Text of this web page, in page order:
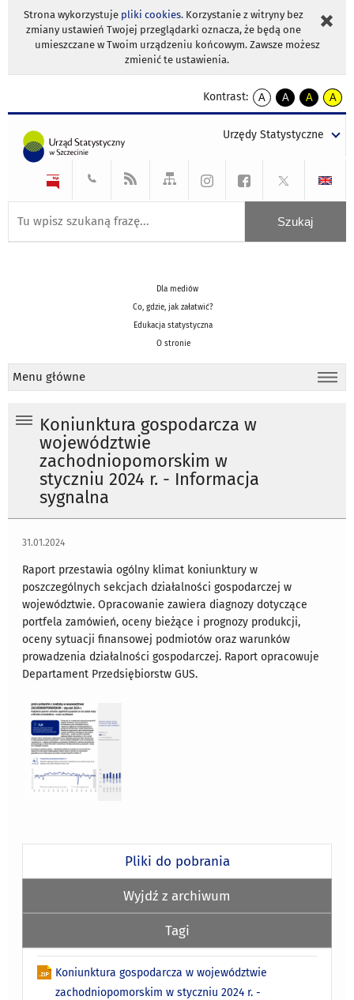
Strona wykorzystuje pliki cookies. Korzystanie z witryny bez
zmiany ustawień Twojej przeglądarki oznacza, że będą one
umieszczane w Twoim urządzeniu końcowym. Zawsze możesz
zmienić te ustawienia.
Kontrast:
A
kontrast
A
kontrast
tekst
czarnym
A
kontrast
tekst
czarnym
A
tekst
żółtym
Urzędy Statystyczne
Dla mediów
Co, gdzie, jak załatwić?
Edukacja statystyczna
O stronie
Menu główne
Koniunktura gospodarcza w
województwie
zachodniopomorskim w
styczniu 2024 r. - Informacja
sygnalna
31.01.2024
Raport przestawia ogólny klimat koniunktury w
poszczególnych sekcjach działalności gospodarczej w
województwie. Opracowanie zawiera diagnozy dotyczące
portfela zamówień, oceny bieżące i prognozy produkcji,
oceny sytuacji finansowej podmiotów oraz warunków
prowadzenia działalności gospodarczej. Raport opracowuje
Departament Przedsiębiorstw GUS.
Pliki do pobrania
Wyjdź z archiwum
Tagi
Koniunktura gospodarcza w województwie
zachodniopomorskim w styczniu 2024 r. -